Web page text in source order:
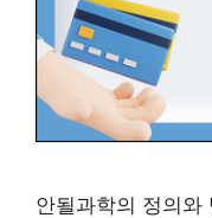
안될과학의 정의와